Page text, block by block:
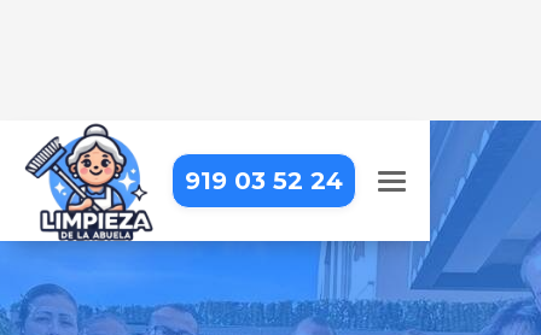
919 03 52 24
EMPRESA DE LIMPIEZA EN
BATRES
Llevamos la limpieza profesional